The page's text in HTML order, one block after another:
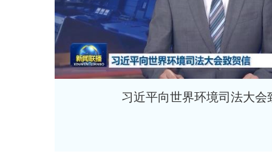
习近平向世界环境司法大会